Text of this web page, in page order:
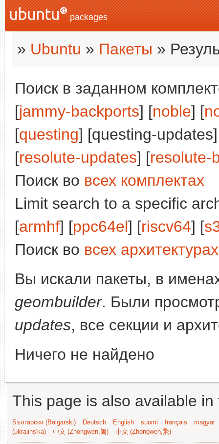
packages
» Ubuntu » Пакеты »
Поиск в заданном
[jammy-backports] [noble] [
[questing] [questing-
[resolute-updates] [resolute-
Поиск во всех комплектах
Limit search to a specific
[armhf] [ppc64el] [riscv64] [
Поиск во всех архитектурах
Вы искали пакеты, в
geombuilder. Были
updates, все секции и
Ничего не найдено
This page is also available
Български (Bəlgarski) Deutsch English suomi français
magyar
(ukrajins'ka)
中文 (Zhongwen,简) 中文 (Zhongwen,繁)